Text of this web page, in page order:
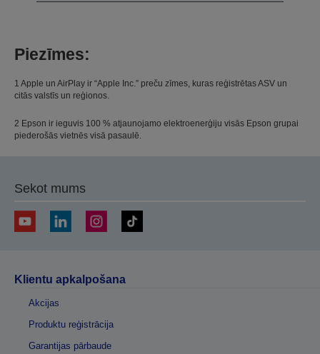
Piezīmes:
1 Apple un AirPlay ir “Apple Inc.” preču zīmes, kuras reģistrētas ASV un
citās valstīs un reģionos.
2 Epson ir ieguvis 100 % atjaunojamo elektroenerģiju visās Epson grupai
piederošās vietnēs visā pasaulē.
Sekot mums
Klientu apkalpošana
Akcijas
Produktu reģistrācija
Garantijas pārbaude